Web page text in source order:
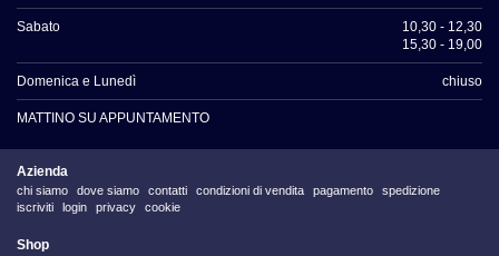
Sabato
10,30 - 12,30
15,30 - 19,00
Domenica e Lunedì chiuso
MATTINO SU APPUNTAMENTO
Azienda
chi siamo dove siamo contatti condizioni di vendita pagamento
spedizione
iscriviti
login privacy cookie
Shop